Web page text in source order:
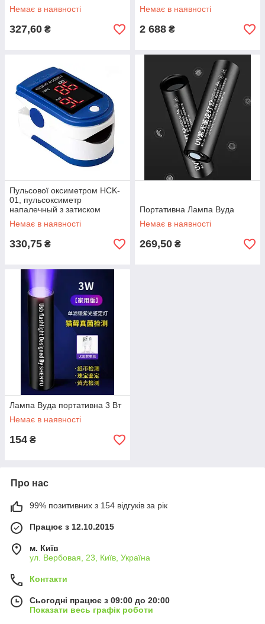
Немає в наявності
327,60 ₴
Немає в наявності
2 688 ₴
Пульсової оксиметром HCK-
01, пульсоксиметр
напалечный з затиском
Немає в наявності
330,75 ₴
Портативна Лампа Вуда
Немає в наявності
269,50 ₴
Лампа Вуда портативна 3 Вт
Немає в наявності
154 ₴
Про нас
99% позитивних з 154 відгуків за рік
Працює з 12.10.2015
м. Київ
ул. Вербовая, 23, Київ, Україна
Контакти
Сьогодні працює з 09:00 до 20:00
Показати весь графік роботи